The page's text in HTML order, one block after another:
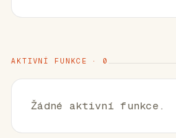
AKTIVNÍ FUNKCE · 0
Žádné aktivní funkce.